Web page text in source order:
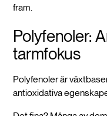
fram.
Polyfenoler:
tarmfokus
Polyfenoler är
antioxidativa